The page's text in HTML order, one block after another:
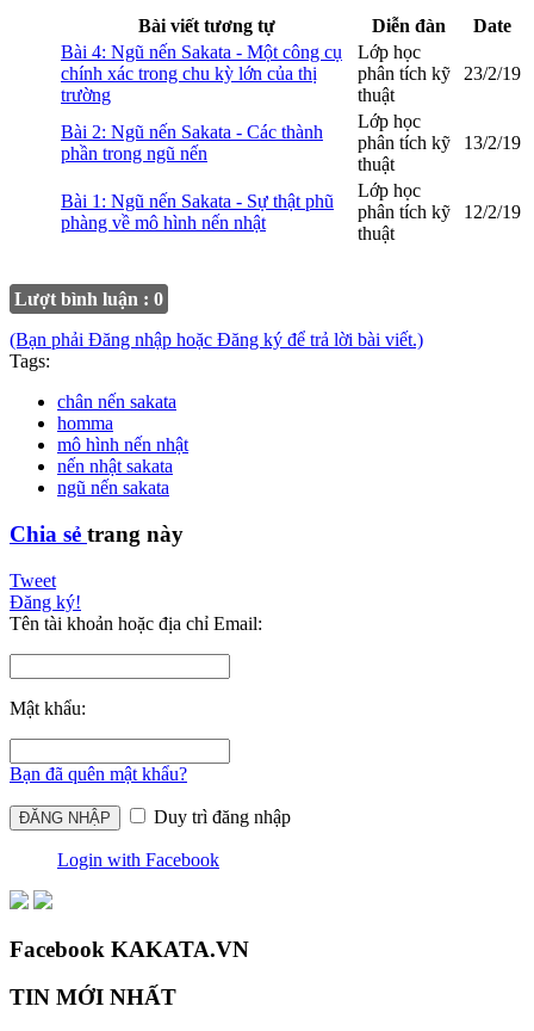
Bài viết tương tự Diễn đàn
Date
Bài 4: Ngũ nến Sakata - Một công cụ
chính xác trong chu kỳ lớn của thị
trường
Lớp học
phân tích kỹ
thuật
23/2/19
Bài 2: Ngũ nến Sakata - Các thành
phần trong ngũ nến
Lớp học
phân tích kỹ
thuật
13/2/19
Bài 1: Ngũ nến Sakata - Sự thật phũ
phàng về mô hình nến nhật
Lớp học
phân tích kỹ
thuật
12/2/19
Lượt bình luận : 0
(Bạn phải Đăng nhập hoặc Đăng ký để trả lời bài viết.)
Tags:
chân nến sakata
homma
mô hình nến nhật
nến nhật sakata
ngũ nến sakata
Chia sẻ trang này
Tweet
Đăng ký!
Tên tài khoản hoặc địa chỉ Email:
Mật khẩu:
Bạn đã quên mật khẩu?
Duy trì đăng nhập
Login with Facebook
Facebook KAKATA.VN
TIN MỚI NHẤT